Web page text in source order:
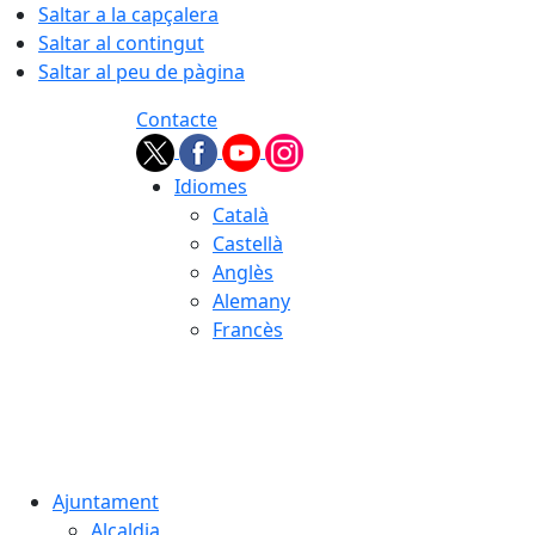
Saltar a la capçalera
Saltar al contingut
Saltar al peu de pàgina
Contacte
Idiomes
Català
Castellà
Anglès
Alemany
Francès
Ajuntament